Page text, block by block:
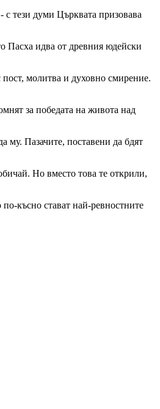
с тези думи Църквата призовава
Пасха идва от древния юдейски
молитва и духовно смирение.
за победата на живота над
му. Пазачите, поставени да бдят
Но вместо това те открили,
късно стават най-ревностните